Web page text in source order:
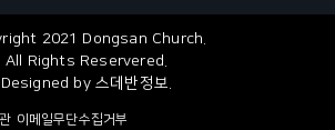
2021 Dongsan Church.
All Rights Reservered.
Designed by스데반정보
이메일무단수집거부